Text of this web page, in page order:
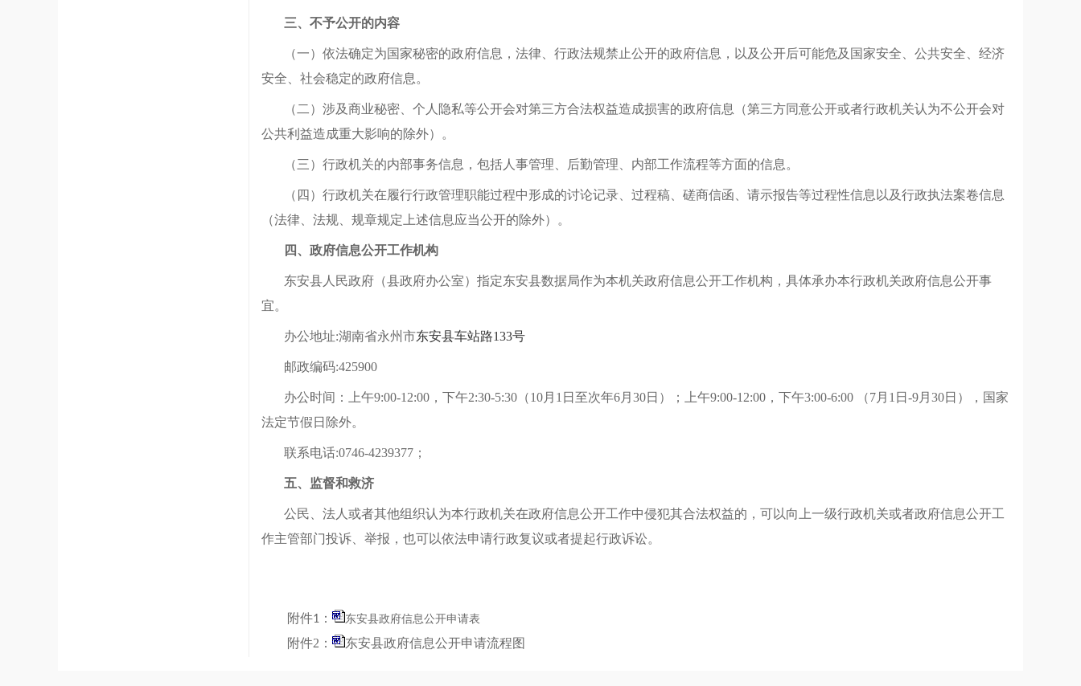
三、不予公开的内容
（一）依法确定为国家秘密的政府信息，法律、行政法规禁止公开的政府信息，以及公开后可能危及国家安全、公共安全、经济
安全、社会稳定的政府信息。
（二）涉及商业秘密、个人隐私等公开会对第三方合法权益造成损害的政府信息（第三方同意公开或者行政机关认为不公开会对
公共利益造成重大影响的除外）。
（三）行政机关的内部事务信息，包括人事管理、后勤管理、内部工作流程等方面的信息。
（四）行政机关在履行行政管理职能过程中形成的讨论记录、过程稿、磋商信函、请示报告等过程性信息以及行政执法案卷信息
（法律、法规、规章规定上述信息应当公开的除外）。
四、政府信息公开工作机构
东安县 人民政府（县政府办公室）指定东安县数据局作为本机关政府信息公开工作机构，具体承办本行政机关政府信息公开事
宜。
办公地址:湖南省永州市东安县车站路133号
邮政编码:425900
办公时间：上午9:00-12:00，下午2:30-5:30（10月1日至次年6月30日）；上午9:00-12:00，下午3:00-6:00 （7月1日-9月30日），国家
法定节假日除外。
联系电话:0746-4239377 ；
五、监督和救济
公民、法人或者其他组织认为本行政机关在政府信息公开工作中侵犯其合法权益的，可以向上一级行政机关或者政府信息公开工
作主管部门投诉、举报，也可以依法申请行政复议或者提起行政诉讼。
附件1： 东安县政府信息公开申请表
附件2： 东安县政府信息公开申请流程图